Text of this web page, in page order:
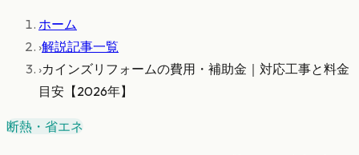
ホーム
›解説記事一覧
›カインズリフォームの費用・補助金｜対応工事と料金
目安【2026年】
断熱・省エネ